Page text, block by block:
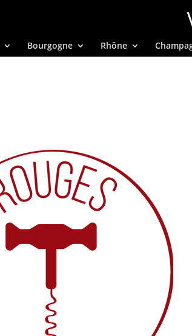
Bourgogne Rhône